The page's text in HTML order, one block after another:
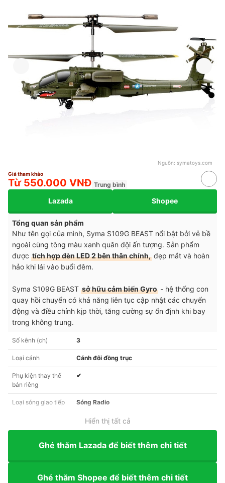
Nguồn: symatoys.com
Giá tham khảo
Từ 550.000 VNĐ Trung bình
Lazada Shopee
Tổng quan sản phẩm
Như tên gọi của mình, Syma S109G BEAST nổi bật bởi vẻ bề
ngoài cùng tông màu xanh quân đội ấn tượng. Sản phẩm
được tích hợp đèn LED 2 bên thân chính, đẹp mắt và hoàn
hảo khi lái vào buổi đêm.
Syma S109G BEAST sở hữu cảm biến Gyro - hệ thống con
quay hồi chuyển có khả năng liên tục cập nhật các chuyển
động và điều chỉnh kịp thời, tăng cường sự ổn định khi bay
trong không trung.
Số kênh (ch) 3
Loại cánh Cánh đôi đồng trục
Phụ kiện thay thế
bán riêng
✔︎
Loại sóng giao tiếp Sóng Radio
Hiển thị tất cả
Ghé thăm Lazada để biết thêm chi tiết
Ghé thăm Shopee để biết thêm chi tiết